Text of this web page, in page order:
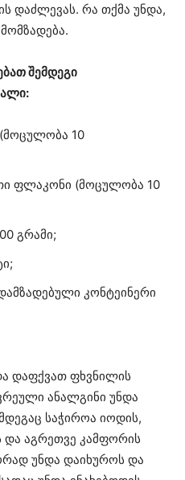
დაძლევას. რა თქმა უნდა,
შემდეგი
10
ფლაკონი (მოცულობა 10
გრამი;
კონტეინერი
დაფქვათ ფხვნილის
ანალგინი უნდა
საჭიროა იოდის,
აგრეთვე კამფორის
უნდა დაიხუროს და